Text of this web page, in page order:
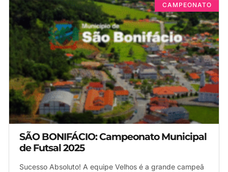
CAMPEONATO
SÃO BONIFÁCIO: Campeonato Municipal
de Futsal 2025
Sucesso Absoluto! A equipe Velhos é a grande campeã